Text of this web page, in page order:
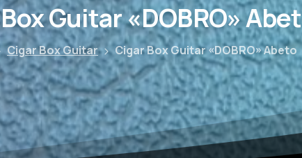
BoxGuitar«DOBRO»
Cigar Box Guitar Cigar Box Guitar «DOBRO» Abeto